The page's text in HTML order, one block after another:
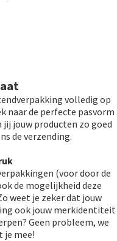
volledig op
naar de perfecte pasvorm
jij jouw producten zo goed
de verzending.
(voor door de
de mogelijkheid deze
weet je zeker dat jouw
ook jouw merkidentiteit
Geen probleem, we
je mee!